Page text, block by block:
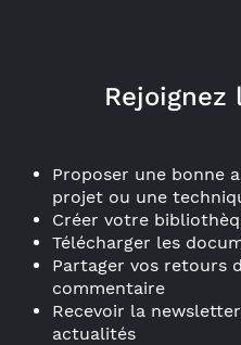
Rejoignez
Proposer une bonne
projet ou une
Créer votre
Télécharger les
Partager vos retours
commentaire
Recevoir la
actualités